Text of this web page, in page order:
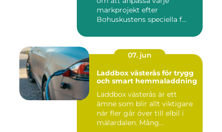
markprojekt efter
Bohuskustens speciella f...
07. jun
Laddbox västerås för trygg
och smart hemmaladdning
Laddbox västerås är ett
ämne som blir allt viktigare
när fler går över till elbil i
mälardalen. Mång...